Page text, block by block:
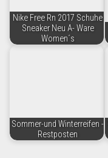
Nike Free Rn 2017 Schuhe
Sneaker Neu A- Ware
Women´s
Sommer-und Winterreifen -
Restposten